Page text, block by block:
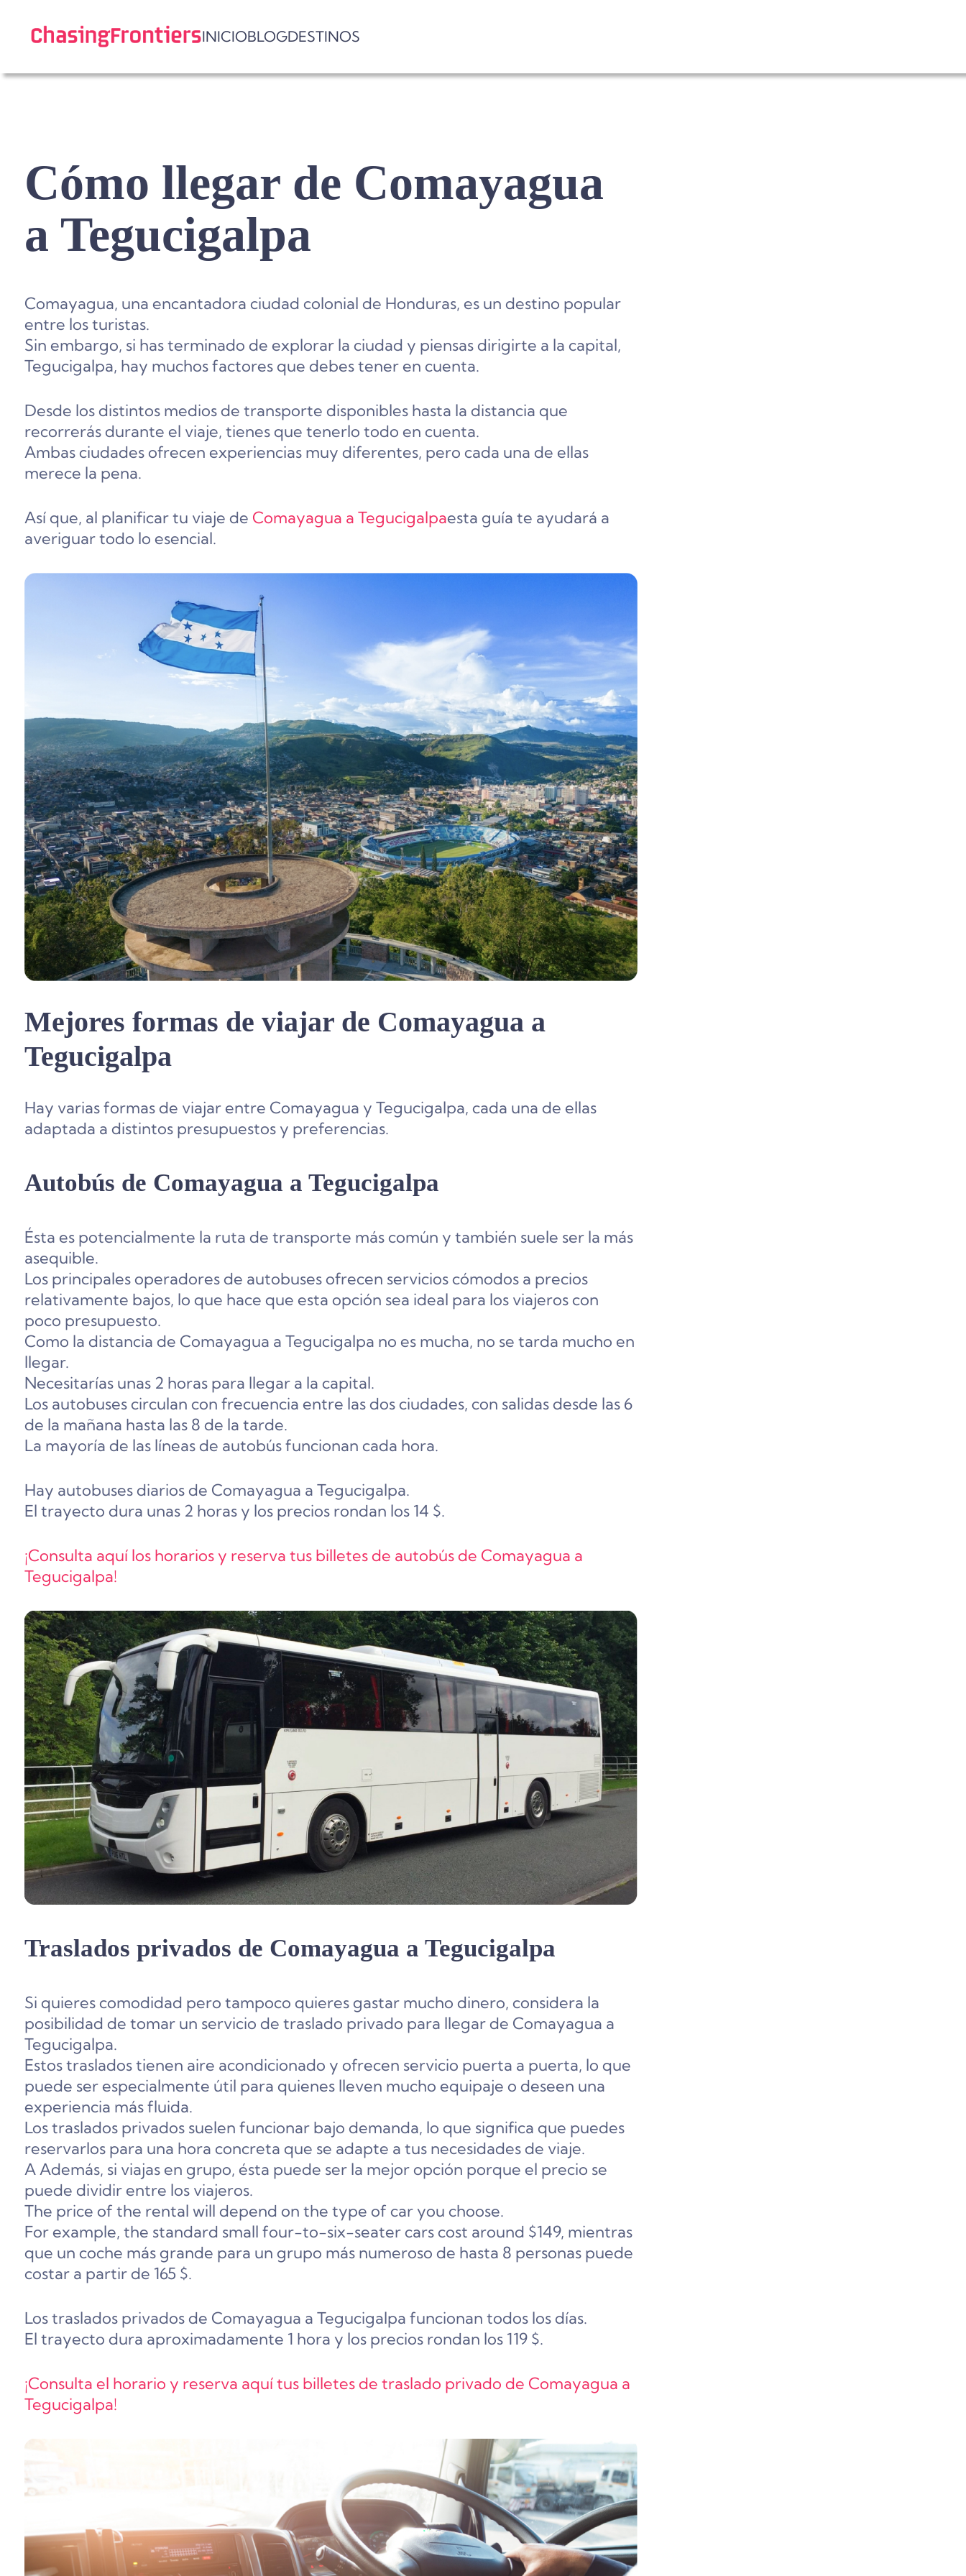
content
INICIOBLOGDESTINOS
Cómo llegar de Comayagua
a Tegucigalpa
Comayagua, una encantadora ciudad colonial de Honduras, es un destino popular
entre los turistas.
Sin embargo, si has terminado de explorar la ciudad y piensas dirigirte a la capital,
Tegucigalpa, hay muchos factores que debes tener en cuenta.
Desde los distintos medios de transporte disponibles hasta la distancia que
recorrerás durante el viaje, tienes que tenerlo todo en cuenta.
Ambas ciudades ofrecen experiencias muy diferentes, pero cada una de ellas
merece la pena.
Así que, al planificar tu viaje de Comayagua a Tegucigalpaesta guía te ayudará a
averiguar todo lo esencial.
Mejores formas de viajar de Comayagua a
Tegucigalpa
Hay varias formas de viajar entre Comayagua y Tegucigalpa, cada una de ellas
adaptada a distintos presupuestos y preferencias.
Autobús de Comayagua a Tegucigalpa
Ésta es potencialmente la ruta de transporte más común y también suele ser la más
asequible.
Los principales operadores de autobuses ofrecen servicios cómodos a precios
relativamente bajos, lo que hace que esta opción sea ideal para los viajeros con
poco presupuesto.
Como la distancia de Comayagua a Tegucigalpa no es mucha, no se tarda mucho en
llegar.
Necesitarías unas 2 horas para llegar a la capital.
Los autobuses circulan con frecuencia entre las dos ciudades, con salidas desde las 6
de la mañana hasta las 8 de la tarde.
La mayoría de las líneas de autobús funcionan cada hora.
Hay autobuses diarios de Comayagua a Tegucigalpa.
El trayecto dura unas 2 horas y los precios rondan los 14 $.
¡Consulta aquí los horarios y reserva tus billetes de autobús de Comayagua a
Tegucigalpa!
Traslados privados de Comayagua a Tegucigalpa
Si quieres comodidad pero tampoco quieres gastar mucho dinero, considera la
posibilidad de tomar un servicio de traslado privado para llegar de Comayagua a
Tegucigalpa.
Estos traslados tienen aire acondicionado y ofrecen servicio puerta a puerta, lo que
puede ser especialmente útil para quienes lleven mucho equipaje o deseen una
experiencia más fluida.
Los traslados privados suelen funcionar bajo demanda, lo que significa que puedes
reservarlos para una hora concreta que se adapte a tus necesidades de viaje.
AAdemás, si viajas en grupo, ésta puede ser la mejor opción porque el precio se
puede dividir entre los viajeros.
The price of the rental will depend on the type of car you choose.
For example, the standard small four-to-six-seater cars cost around $149, mientras
que un coche más grande para un grupo más numeroso de hasta 8 personaspuede
costar a partir de 165 $.
Los traslados privados de Comayagua a Tegucigalpa funcionan todos los días.
El trayecto dura aproximadamente 1 hora y los precios rondan los 119 $.
¡Consulta el horario y reserva aquí tus billetes de traslado privado de Comayagua a
Tegucigalpa!